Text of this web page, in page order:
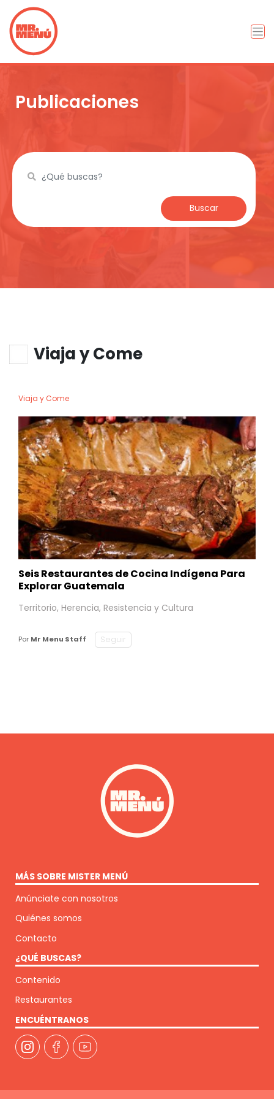
Publicaciones
Buscar
Viaja y Come
Viaja y Come
Seis Restaurantes de Cocina Indígena Para
Explorar Guatemala
Territorio, Herencia, Resistencia y Cultura
Por Mr Menu Staff Seguir
MÁS SOBRE MISTER MENÚ
Anúnciate con nosotros
Quiénes somos
Contacto
¿QUÉ BUSCAS?
Contenido
Restaurantes
ENCUÉNTRANOS